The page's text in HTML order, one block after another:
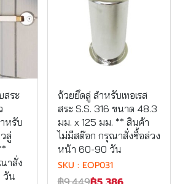
สระ
หรับ
ลู่
าสั่ง
วัน
ถ้วยยึดลู่ สําหรับเทอเรส
สระ S.S. 316 ขนาด 48.3
มม. x 125 มม. ** สินค้า
ไม่มีสต๊อก กรุณาสั่งซื้อล่วง
หน้า 60-90 วัน
SKU : EOP031